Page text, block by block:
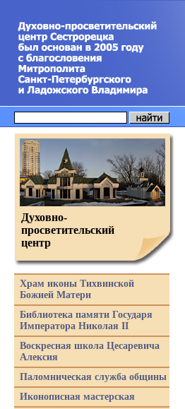
Духовно-
просветительский
центр
Храм иконы Тихвинской
Божией Матери
Библиотека памяти Государя
Императора Николая II
Воскресная школа Цесаревича
Алексия
Паломническая служба общины
Иконописная мастерская